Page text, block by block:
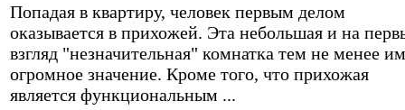
Попадая в квартиру, человек первым делом
оказывается в прихожей. Эта небольшая и на
взгляд "незначительная" комнатка тем не менее
огромное значение. Кроме того, что прихожая
является функциональным ...